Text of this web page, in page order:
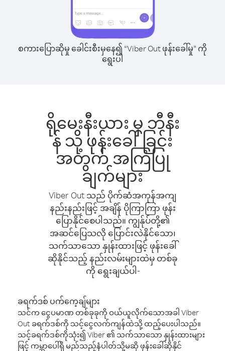
စကားပြောဆိုမှု ခေါင်းစီးမှနေ၍ “Viber Out ဖုန်းခေါ်မှု” ကို
ရွေးပါ
ရိုမေးနီးယား မှ ဘီနီး
န် သို့ ဖုန်းခေါ်ခြင်း
အတွက် အကြံပြု
ချက်များ
Viber Out သည် ပိုက်ဆံအကုန်အကျ
နည်းနည်းဖြင့် အချိန် ပိုကြာကြာ ဖုန်း
ပြောနိုင်စေပါသည်။ ကျွန်ုပ်တို့၏
အဆင်ပြေသလို ပြောင်းလဲနိုင်သော၊
သက်သာသော နှုန်းထားဖြင့် ဖုန်းခေါ်
ဆိုနိုင်သည့် နည်းလမ်းများထဲမှ တစ်ခု
ကို ရွေးချယ်ပါ-
ခရက်ဒစ် ပက်ကေ့ချ်များ
သင်က ငွေပမာဏ တစ်ခုခုကို ဝယ်ယူလိုက်သောအခါ Viber
Out ခရက်ဒစ်ကို သင့်ငွေလက်ကျန်ထဲသို့ ထည့်ပေးပါသည်။
သင့်ခရက်ဒစ်ကိုသုံး၍ Viber ၏ သက်သာသော နှုန်းထားများ
ဖြင့် ကမ္ဘာပေါ်ရှိ မည်သည့်နံပါတ်သို့မဆို ဖုန်းခေါ်ဆိုနိုင်